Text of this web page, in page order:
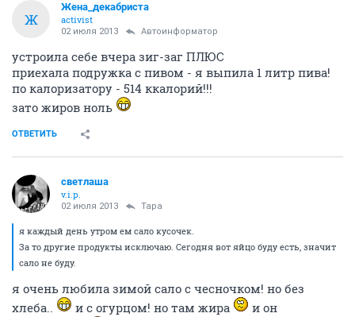
Ж
Жена_декабриста
activist
02 июля 2013 Автоинформатор
устроила себе вчера зиг-заг ПЛЮС
приехала подружка с пивом - я выпила 1 литр пива!
по калоризатору - 514 ккалорий!!!
зато жиров ноль
ОТВЕТИТЬ
светлаша
v.i.p.
02 июля 2013 Тара
я каждый день утром ем сало кусочек.
За то другие продукты исключаю. Сегодня вот яйцо буду есть, значит
сало не буду.
я очень любила зимой сало с чесночком! но без
хлеба..
и с огурцом! но там жира
и он